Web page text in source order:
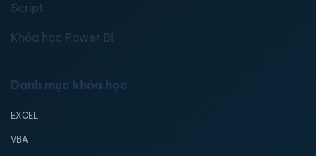
Script
Khóa học Power BI
Danh mục khóa học
EXCEL
VBA